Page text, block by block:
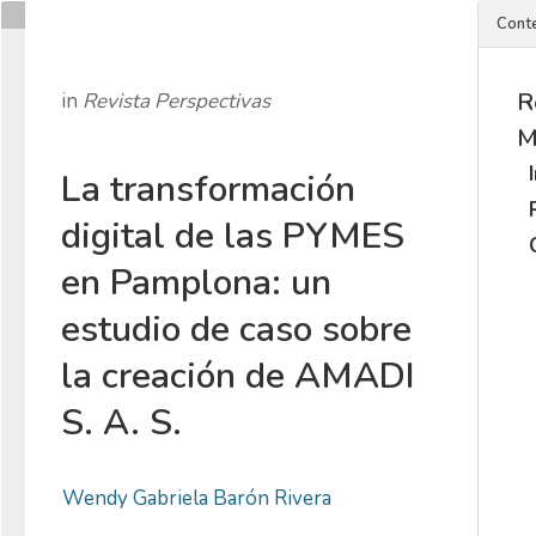
in Revista Perspectivas
La transformación
digital de las PYMES
en Pamplona: un
estudio de caso sobre
la creación de AMADI
S. A. S.
Wendy Gabriela Barón Rivera